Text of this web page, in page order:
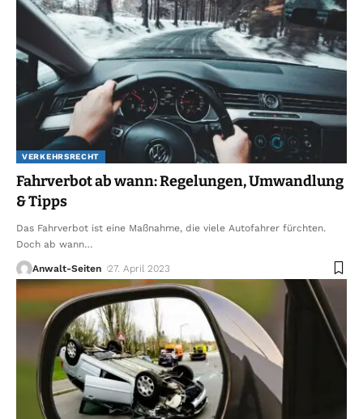
VERKEHRSRECHT
Fahrverbot ab wann: Regelungen, Umwandlung
& Tipps
Das Fahrverbot ist eine Maßnahme, die viele Autofahrer fürchten.
Doch ab wann…
Anwalt-Seiten 27. April 2023